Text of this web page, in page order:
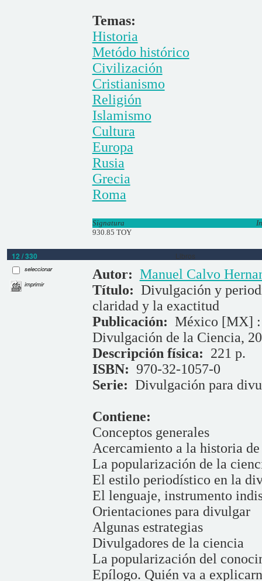
Temas:
Historia
Metódo histórico
Civilización
Cristianismo
Religión
Islamismo
Cultura
Europa
Rusia
Grecia
Roma
Signatura
930.85 TOY
12 / 330 Libros
seleccionar
imprimir
Autor: Manuel Calvo
Título: Divulgación y
claridad y la exactitud
Publicación: México [MX] :
Divulgación de la Ciencia,
Descripción física: 221 p.
ISBN: 970-32-1057-0
Serie: Divulgación para
Contiene:
Conceptos generales
Acercamiento a la historia
La popularización de la
El estilo periodístico en la
El lenguaje, instrumento
Orientaciones para divulgar
Algunas estrategias
Divulgadores de la ciencia
La popularización del
Epílogo. Quién va a